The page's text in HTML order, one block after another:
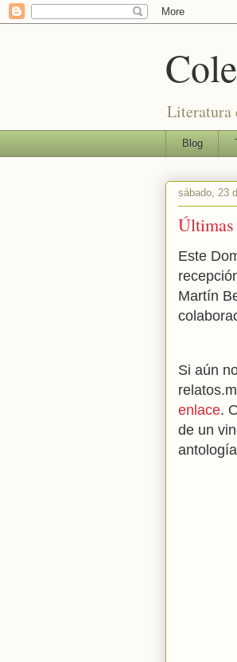
Literatura
Blog
sábado, 23
Últimas
Este
Martín
Si aún
enlace.
de un